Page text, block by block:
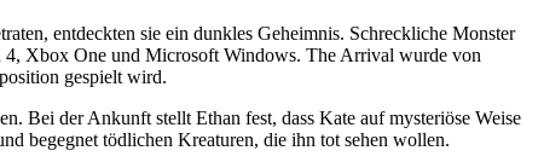
entdeckten sie ein dunkles Geheimnis. Schreckliche Monster
4, Xbox One und Microsoft Windows. The Arrival wurde von
gespielt wird.
Bei der Ankunft stellt Ethan fest, dass Kate auf mysteriöse Weise
begegnet tödlichen Kreaturen, die ihn tot sehen wollen.